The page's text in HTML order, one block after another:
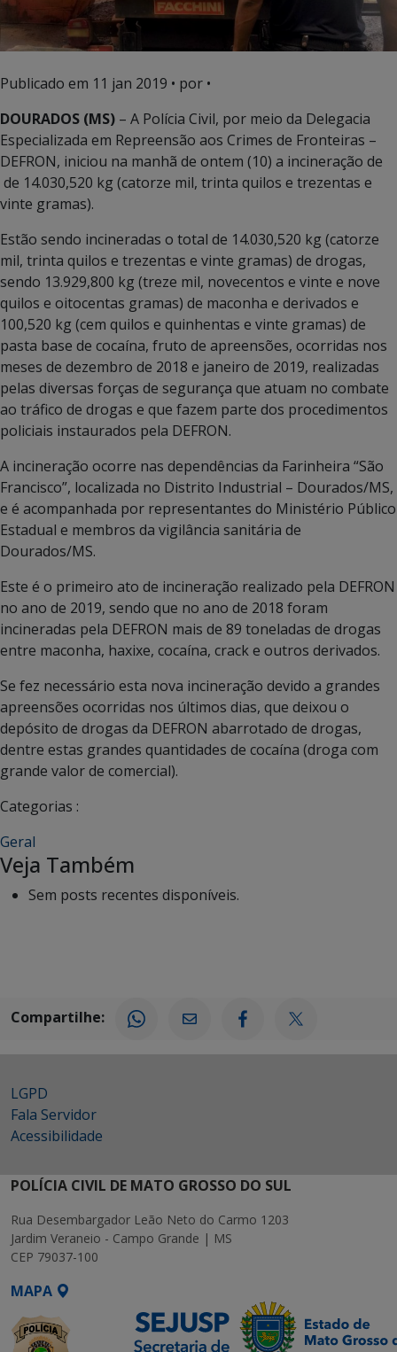
Publicado em 11 jan 2019 • por •
DOURADOS (MS) – A Polícia Civil, por meio da Delegacia
Especializada em Repreensão aos Crimes de Fronteiras –
DEFRON, iniciou na manhã de ontem (10) a incineração de
de 14.030,520 kg (catorze mil, trinta quilos e trezentas e
vinte gramas).
Estão sendo incineradas o total de 14.030,520 kg (catorze
mil, trinta quilos e trezentas e vinte gramas) de drogas,
sendo 13.929,800 kg (treze mil, novecentos e vinte e nove
quilos e oitocentas gramas) de maconha e derivados e
100,520 kg (cem quilos e quinhentas e vinte gramas) de
pasta base de cocaína, fruto de apreensões, ocorridas nos
meses de dezembro de 2018 e janeiro de 2019, realizadas
pelas diversas forças de segurança que atuam no combate
ao tráfico de drogas e que fazem parte dos procedimentos
policiais instaurados pela DEFRON.
A incineração ocorre nas dependências da Farinheira “São
Francisco”, localizada no Distrito Industrial – Dourados/MS,
e é acompanhada por representantes do Ministério Público
Estadual e membros da vigilância sanitária de
Dourados/MS.
Este é o primeiro ato de incineração realizado pela DEFRON
no ano de 2019, sendo que no ano de 2018 foram
incineradas pela DEFRON mais de 89 toneladas de drogas
entre maconha, haxixe, cocaína, crack e outros derivados.
Se fez necessário esta nova incineração devido a grandes
apreensões ocorridas nos últimos dias, que deixou o
depósito de drogas da DEFRON abarrotado de drogas,
dentre estas grandes quantidades de cocaína (droga com
grande valor de comercial).
Categorias :
Geral
Veja Também
Sem posts recentes disponíveis.
Compartilhe:
LGPD
Fala Servidor
Acessibilidade
POLÍCIA CIVIL DE MATO GROSSO DO SUL
Rua Desembargador Leão Neto do Carmo 1203
Jardim Veraneio - Campo Grande | MS
CEP 79037-100
MAPA